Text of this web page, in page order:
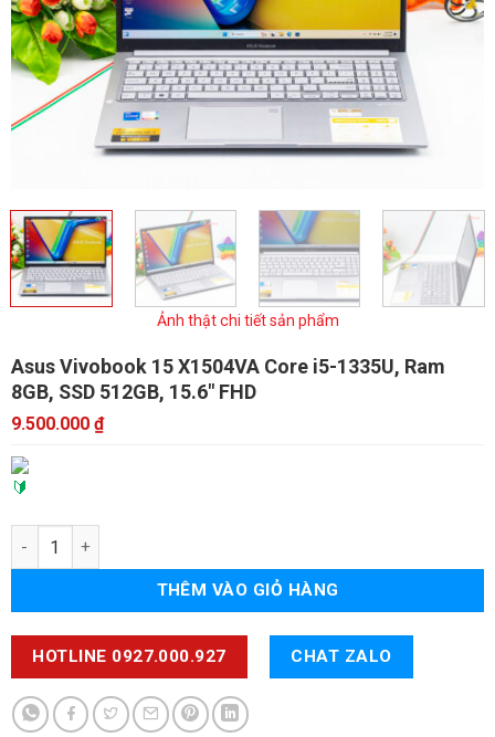
Ảnh thật chi tiết sản phẩm
Asus Vivobook 15 X1504VA Core i5-1335U, Ram
8GB, SSD 512GB, 15.6" FHD
9.500.000 ₫
Asus Vivobook 15 X1504VA số lượng
THÊM VÀO GIỎ HÀNG
HOTLINE 0927.000.927 CHAT ZALO